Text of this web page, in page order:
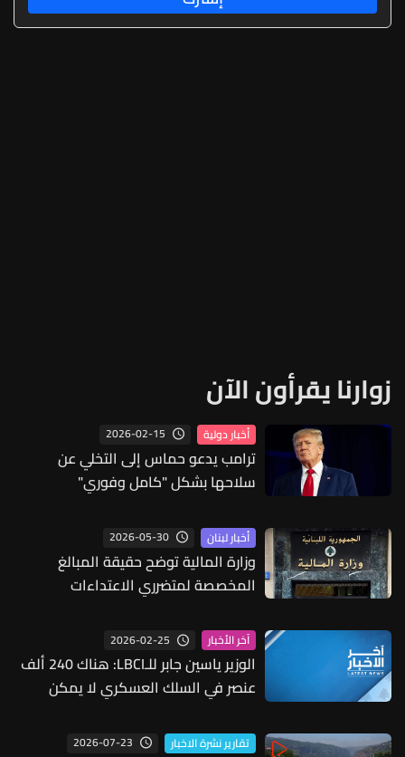
زوارنا يقرأون الآن
أخبار دولية 2026-02-15
ترامب يدعو حماس إلى التخلي عن
سلاحها بشكل "كامل وفوري"
أخبار لبنان 2026-05-30
وزارة المالية توضح حقيقة المبالغ
المخصصة لمتضرري الاعتداءات
الاجتماعية فقط والمساعدات تجاوزت
مئات الملايين
آخر الأخبار 2026-02-25
الوزير ياسين جابر للـLBCI: هناك 240 ألف
عنصر في السلك العسكري لا يمكن
الحدود مع انسحاب "اليونيفيل" وهناك
تقارير نشرة الاخبار 2026-07-23